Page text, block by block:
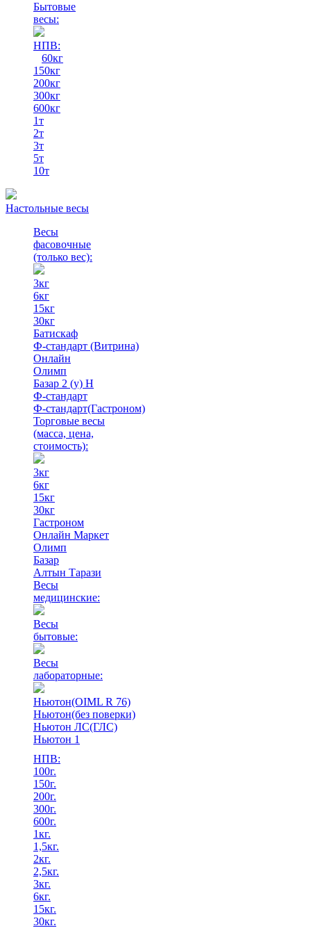
Бытовые
весы:
НПВ:
60кг
150кг
200кг
300кг
600кг
1т
2т
3т
5т
10т
Настольные весы
Весы
фасовочные
(только вес):
3кг
6кг
15кг
30кг
Батискаф
Ф-стандарт (Витрина)
Онлайн
Олимп
Базар 2 (у) Н
Ф-стандарт
Ф-стандарт(Гастроном)
Торговые весы
(масса, цена,
стоимость):
3кг
6кг
15кг
30кг
Гастроном
Онлайн Маркет
Олимп
Базар
Алтын Тарази
Весы
медицинские:
Весы
бытовые:
Весы
лабораторные:
Ньютон(OIML R 76)
Ньютон(без поверки)
Ньютон ЛС(ГЛС)
Ньютон 1
НПВ:
100г.
150г.
200г.
300г.
600г.
1кг.
1,5кг.
2кг.
2,5кг.
3кг.
6кг.
15кг.
30кг.